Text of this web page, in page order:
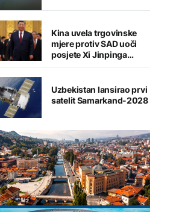
Kina uvela trgovinske
mjere protiv SAD uoči
posjete Xi Jinpinga
Washingtonu
Uzbekistan lansirao prvi
satelit Samarkand-2028